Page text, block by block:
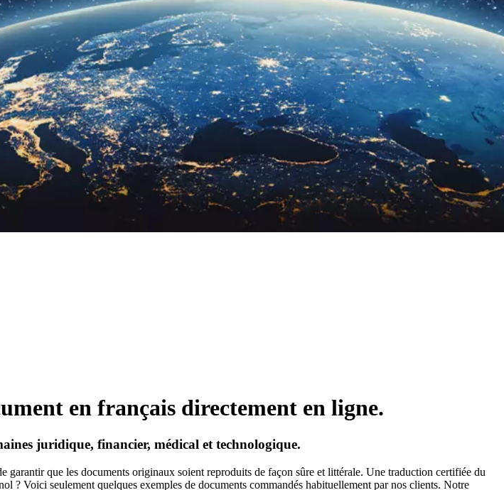
en français directement en ligne.
juridique, financier, médical et technologique.
que les documents originaux soient reproduits de façon sûre et littérale. Une traduction certifiée du
? Voici seulement quelques exemples de documents commandés habituellement par nos clients. Notre